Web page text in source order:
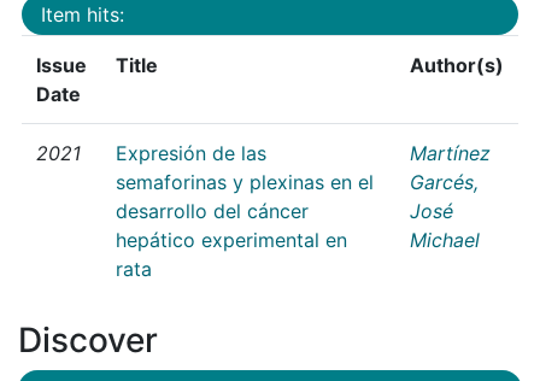
Item hits:
Issue
Date
Title Author(s)
2021
Expresión de las
semaforinas y plexinas en el
desarrollo del cáncer
hepático experimental en
rata
Martínez
Garcés,
José
Michael
Discover